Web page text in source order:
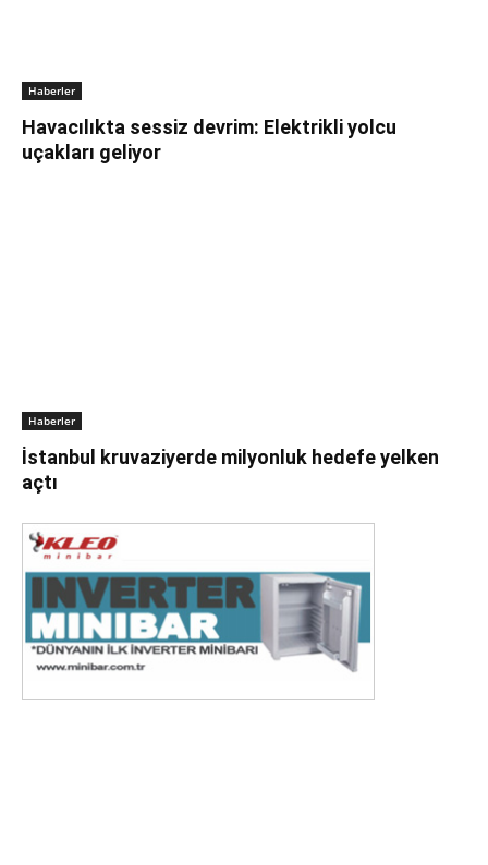
Haberler
Havacılıkta sessiz devrim: Elektrikli yolcu
uçakları geliyor
Haberler
İstanbul kruvaziyerde milyonluk hedefe yelken
açtı